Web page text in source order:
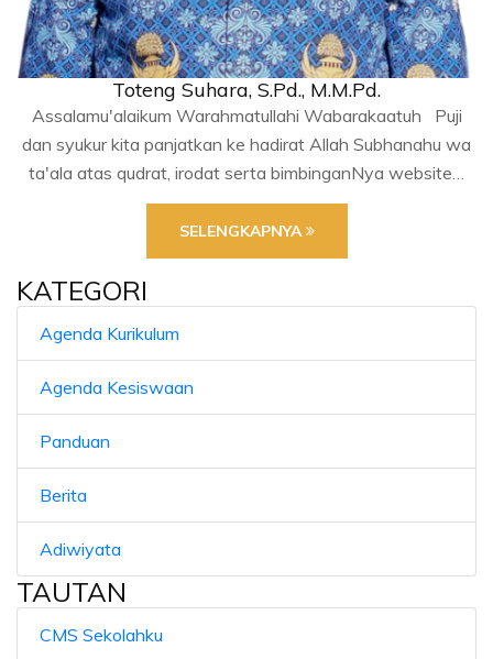
Toteng Suhara, S.Pd., M.M.Pd.
Assalamu'alaikum Warahmatullahi Wabarakaatuh Puji
dan syukur kita panjatkan ke hadirat Allah Subhanahu wa
ta'ala atas qudrat, irodat serta bimbinganNya website…
SELENGKAPNYA
KATEGORI
Agenda Kurikulum
Agenda Kesiswaan
Panduan
Berita
Adiwiyata
TAUTAN
CMS Sekolahku